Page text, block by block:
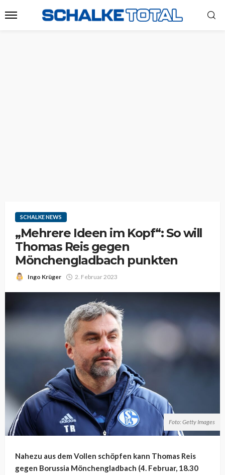
SCHALKE NEWS
„Mehrere Ideen im Kopf“: So will
Thomas Reis gegen
Mönchengladbach punkten
Ingo Krüger 2. Februar 2023
Foto: Getty Images
Nahezu aus dem Vollen schöpfen kann Thomas Reis
gegen Borussia Mönchengladbach (4. Februar, 18.30